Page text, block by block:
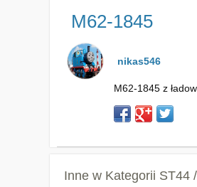
M62-1845
nikas546
M62-1845 z
Inne w Kategorii ST44